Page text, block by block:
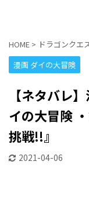
HOME > ドラゴンクエ
漫画 ダイの大冒険
【ネタバレ
イの大冒険
挑戦!!』
2021-04-06